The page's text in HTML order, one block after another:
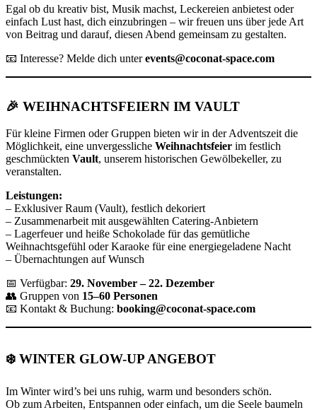
Egal ob du kreativ bist, Musik machst, Leckereien anbietest oder
einfach Lust hast, dich einzubringen – wir freuen uns über jede Art
von Beitrag und darauf, diesen Abend gemeinsam zu gestalten.
📧 Interesse? Melde dich unterevents@coconat-space.com
🎉 WEIHNACHTSFEIERN IM VAULT
Für kleine Firmen oder Gruppen bieten wir in der Adventszeit die
Möglichkeit, eine unvergessliche Weihnachtsfeier im festlich
geschmückten Vault, unserem historischen Gewölbekeller, zu
veranstalten.
Leistungen:
– Exklusiver Raum (Vault), festlich dekoriert
– Zusammenarbeit mit ausgewählten Catering-Anbietern
– Lagerfeuer und heiße Schokolade für das gemütliche
Weihnachtsgefühl oder Karaoke für eine energiegeladene Nacht
– Übernachtungen auf Wunsch
📅 Verfügbar: 29. November – 22. Dezember
👥 Gruppen von 15–60 Personen
📧 Kontakt & Buchung: booking@coconat-space.com
❄️ WINTER GLOW-UP ANGEBOT
Im Winter wird’s bei uns ruhig, warm und besonders schön.
Ob zum Arbeiten, Entspannen oder einfach, um die Seele baumeln